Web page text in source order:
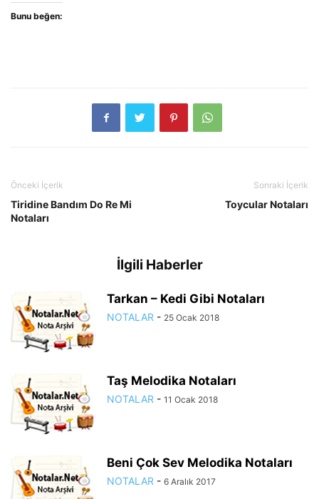
Bunu beğen:
Önceki İçerik
Tiridine Bandım Do Re Mi
Notaları
Sonraki İçerik
Toycular Notaları
İlgili Haberler
Tarkan – Kedi Gibi Notaları
NOTALAR - 25 Ocak 2018
Taş Melodika Notaları
NOTALAR - 11 Ocak 2018
Beni Çok Sev Melodika Notaları
NOTALAR - 6 Aralık 2017